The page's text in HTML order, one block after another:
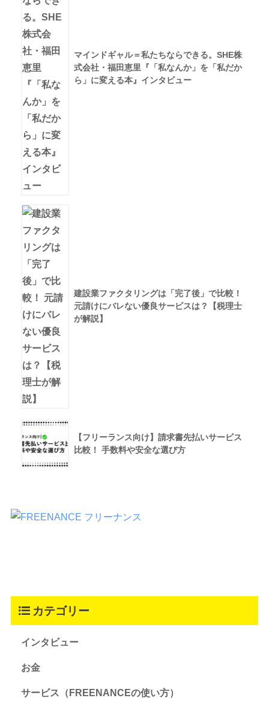
マインドギャル＝私たちならできる。SHE株
式会社・福田恵里『「私なんか」を「私だか
ら」に変える本』インタビュー
建設業ファクタリングは「完了後」で比較！
元請けにバレない優良サービスは？【税理士
が解説】
【フリーランス向け】請求書先払いサービス
比較！ 手数料や安全な選び方
カテゴリー
インタビュー
お金
サービス（FREENANCEの使い方）